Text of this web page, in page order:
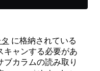
に格納されている
キャンする必要があ
ブカラムの読み取り